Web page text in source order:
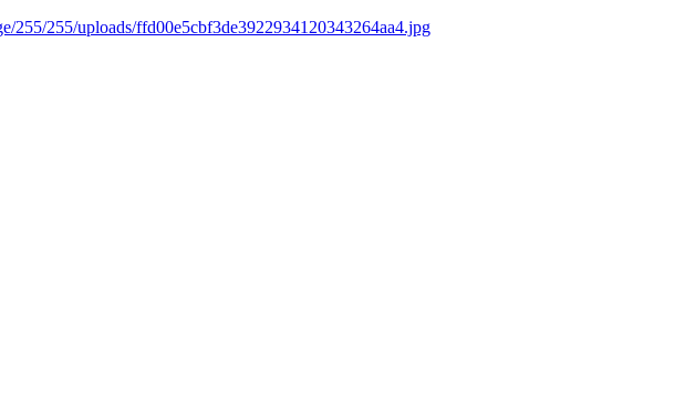
255/255/uploads/ffd00e5cbf3de3922934120343264aa4.jpg